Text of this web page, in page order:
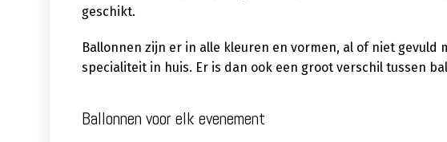
geschikt.
Ballonnen zijn er in alle kleuren en vormen, al of niet
specialiteit in huis. Er is dan ook een groot verschil tussen
Ballonnen voor elk evenement